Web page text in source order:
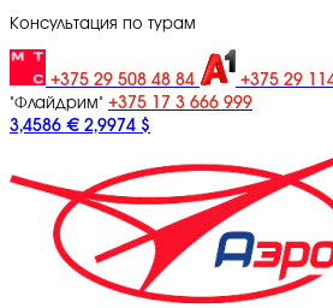
Консультация по турам
+375 29 508 48 84 +375 29
"Флайдрим" +375 17 3 666 999
3,4586 € 2,9974 $